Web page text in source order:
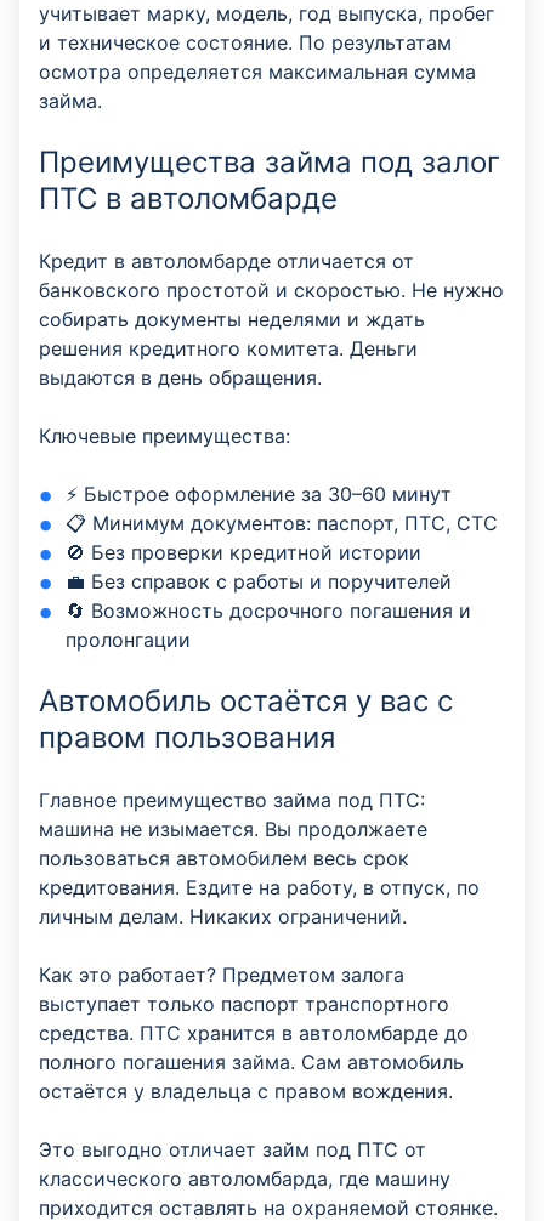
учитывает марку, модель, год выпуска, пробег
и техническое состояние. По результатам
осмотра определяется максимальная сумма
займа.
Преимущества займа под залог
ПТС в автоломбарде
Кредит в автоломбарде отличается от
банковского простотой и скоростью. Не нужно
собирать документы неделями и ждать
решения кредитного комитета. Деньги
выдаются в день обращения.
Ключевые преимущества:
⚡ Быстрое оформление за 30–60 минут
📋 Минимум документов: паспорт, ПТС, СТС
🚫 Без проверки кредитной истории
💼 Без справок с работы и поручителей
🔄 Возможность досрочного погашения и
пролонгации
Автомобиль остаётся у вас с
правом пользования
Главное преимущество займа под ПТС:
машина не изымается. Вы продолжаете
пользоваться автомобилем весь срок
кредитования. Ездите на работу, в отпуск, по
личным делам. Никаких ограничений.
Как это работает? Предметом залога
выступает только паспорт транспортного
средства. ПТС хранится в автоломбарде до
полного погашения займа. Сам автомобиль
остаётся у владельца с правом вождения.
Это выгодно отличает займ под ПТС от
классического автоломбарда, где машину
приходится оставлять на охраняемой стоянке.